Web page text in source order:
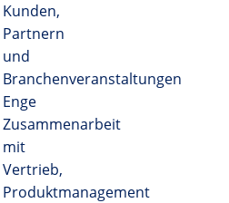
Kunden,
Partnern
und
Branchenveranstaltungen
Enge
Zusammenarbeit
mit
Vertrieb,
Produktmanagement